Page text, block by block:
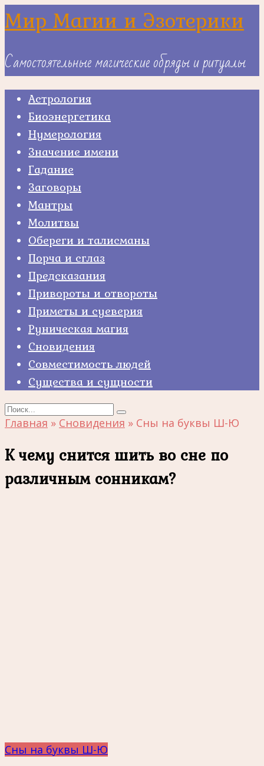
Skip
to
Мир Магии и Эзотерики
Самостоятельные магические обряды и ритуалы
Астрология
Биоэнергетика
Нумерология
Значение имени
Гадание
Заговоры
Мантры
Молитвы
Обереги и талисманы
Порча и сглаз
Предсказания
Привороты и отвороты
Приметы и суеверия
Руническая магия
Сновидения
Совместимость людей
Существа и сущности
Search
for:
Главная » Сновидения » Сны на буквы Ш-Ю
К чему снится шить во сне по
различным сонникам?
Сны на буквы Ш-Ю